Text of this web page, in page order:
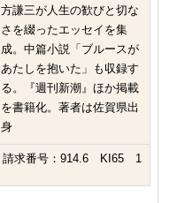
方謙三が人生の歓びと切な
さを綴ったエッセイを集
成。中篇小説「ブルースが
あたしを抱いた」も収録す
る。『週刊新潮』ほか掲載
を書籍化。著者は佐賀県出
身
請求番号：914.6 KI65 1